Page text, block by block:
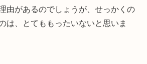
由があるのでしょうが、せっかくの
は、とてももったいないと思いま